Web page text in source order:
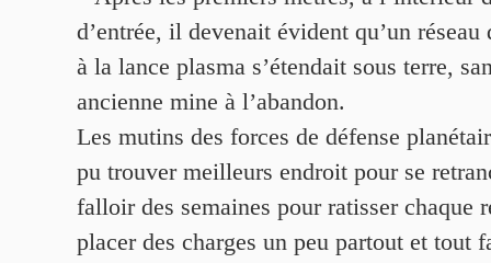
d’entrée, il devenait évident qu’un réseau
à la lance plasma s’étendait sous terre,
ancienne mine à l’abandon.
Les mutins des forces de défense
pu trouver meilleurs endroit pour se
falloir des semaines pour ratisser chaque
placer des charges un peu partout et tout